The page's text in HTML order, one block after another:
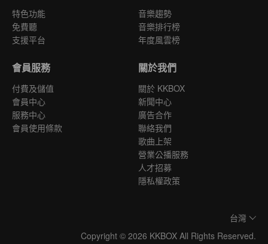
特色功能
免費聽
支援平台
音樂趨勢
音樂排行榜
年度風雲榜
會員服務
付費及儲值
會員中心
服務中心
會員使用條款
關於我們
關於 KKBOX
新聞中心
廣告合作
聯絡我們
歌曲上架
營業公播服務
人才招募
隱私權政策
台灣
Copyright © 2026 KKBOX All Rights Reserved.